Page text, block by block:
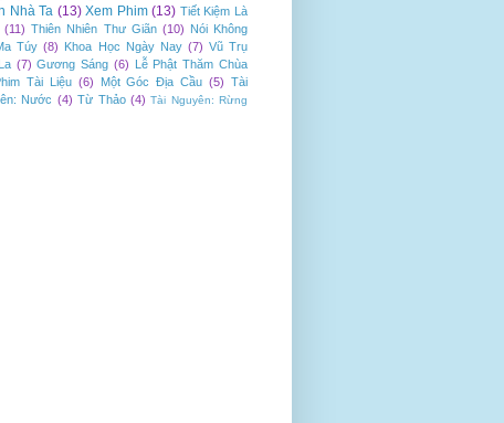
Nhà Ta (13) Xem Phim (13) Tiết Kiệm Là
(11) Thiên Nhiên Thư Giãn (10) Nói Không
Túy (8) Khoa Học Ngày Nay (7) Vũ Trụ
(7) Gương Sáng (6) Lễ Phật Thăm Chùa
Tài Liệu (6) Một Góc Địa Cầu (5) Tài
Nước (4) Từ Thảo (4) Tài Nguyên: Rừng